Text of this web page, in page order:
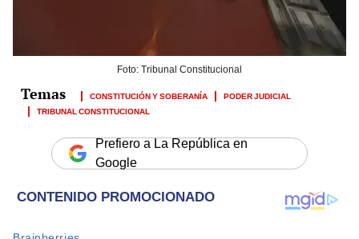
Foto: Tribunal Constitucional
CONSTITUCIÓN Y SOBERANÍA
PODER JUDICIAL
TRIBUNAL CONSTITUCIONAL
Prefiero a La República en
Google